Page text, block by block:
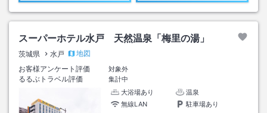
スーパーホテル水戸 天然温泉「梅里の湯」
茨城県 水戸
地図
お客様アンケート評価
対象外
るるぶトラベル評価
集計中
大浴場あり
温泉
無線LAN
駐車場あり